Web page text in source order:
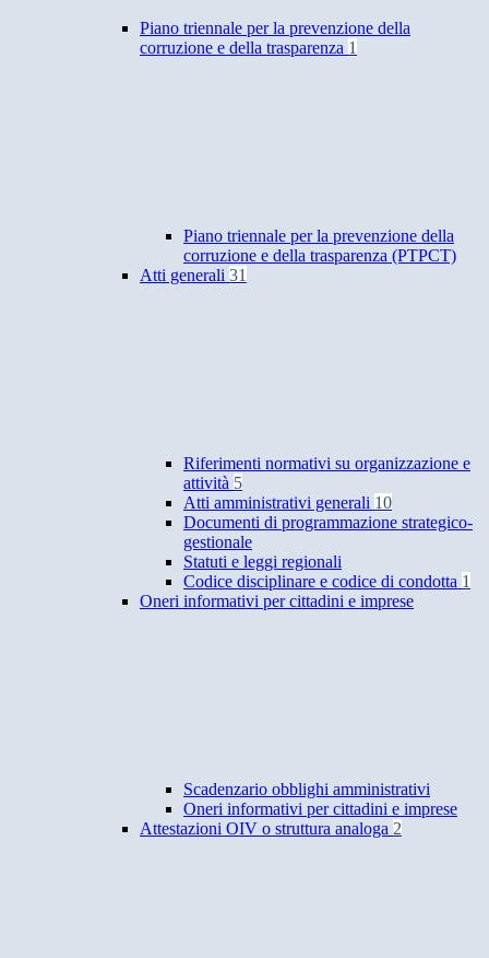
Piano triennale per la prevenzione della
corruzione e della trasparenza 1
Piano triennale per la prevenzione della
corruzione e della trasparenza (PTPCT)
Atti generali 31
Riferimenti normativi su organizzazione e
attività 5
Atti amministrativi generali 10
Documenti di programmazione strategico-
gestionale
Statuti e leggi regionali
Codice disciplinare e codice di condotta 1
Oneri informativi per cittadini e imprese
Scadenzario obblighi amministrativi
Oneri informativi per cittadini e imprese
Attestazioni OIV o struttura analoga 2